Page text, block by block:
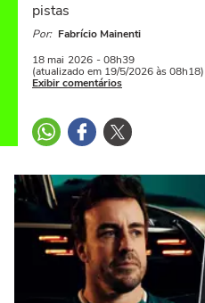
pistas
Por: Fabrício Mainenti
18 mai 2026 - 08h39
(atualizado em 19/5/2026 às 08h18)
Exibir comentários